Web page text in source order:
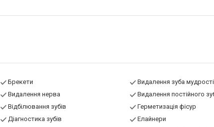
Брекети
Видалення зуба мудрості
Видалення нерва
Видалення постійного
Відбілювання зубів
Герметизація фісур
Діагностика зубів
Елайнери